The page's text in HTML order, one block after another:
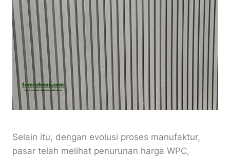
Selain itu, dengan evolusi proses manufaktur,
pasar telah melihat penurunan harga WPC,